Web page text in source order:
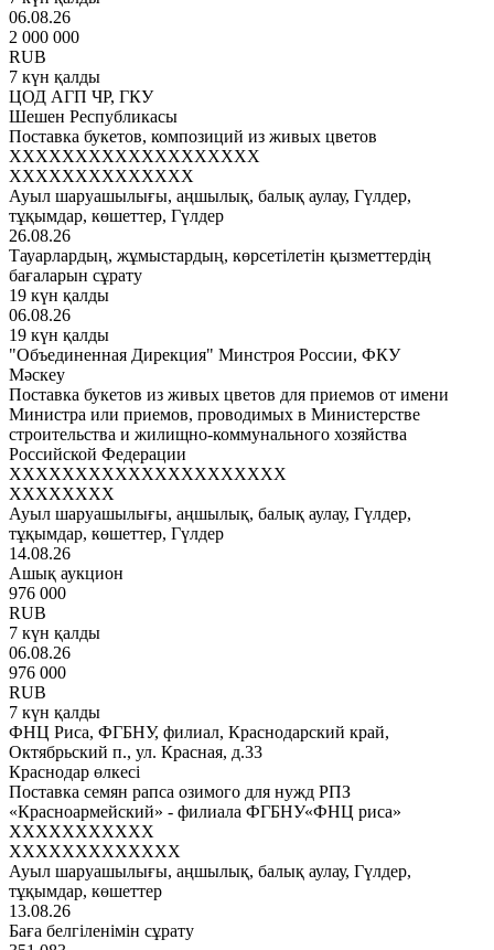
06.08.26
2 000 000
RUB
7 күн қалды
ЦОД АГП ЧР, ГКУ
Шешен Республикасы
Поставка букетов, композиций из живых цветов
XXXXXXXXXXXXXXXXXXX
XXXXXXXXXXXXXX
Ауыл шаруашылығы, аңшылық, балық аулау, Гүлдер,
тұқымдар, көшеттер, Гүлдер
26.08.26
Тауарлардың, жұмыстардың, көрсетілетін қызметтердің
бағаларын сұрату
19 күн қалды
06.08.26
19 күн қалды
"Объединенная Дирекция" Минстроя России, ФКУ
Мәскеу
Поставка букетов из живых цветов для приемов от имени
Министра или приемов, проводимых в Министерстве
строительства и жилищно-коммунального хозяйства
Российской Федерации
XXXXXXXXXXXXXXXXXXXXX
XXXXXXXX
Ауыл шаруашылығы, аңшылық, балық аулау, Гүлдер,
тұқымдар, көшеттер, Гүлдер
14.08.26
Ашық аукцион
976 000
RUB
7 күн қалды
06.08.26
976 000
RUB
7 күн қалды
ФНЦ Риса, ФГБНУ, филиал, Краснодарский край,
Октябрьский п., ул. Красная, д.33
Краснодар өлкесі
Поставка семян рапса озимого для нужд РПЗ
«Красноармейский» - филиала ФГБНУ«ФНЦ риса»
XXXXXXXXXXX
XXXXXXXXXXXXX
Ауыл шаруашылығы, аңшылық, балық аулау, Гүлдер,
тұқымдар, көшеттер
13.08.26
Баға белгіленімін сұрату